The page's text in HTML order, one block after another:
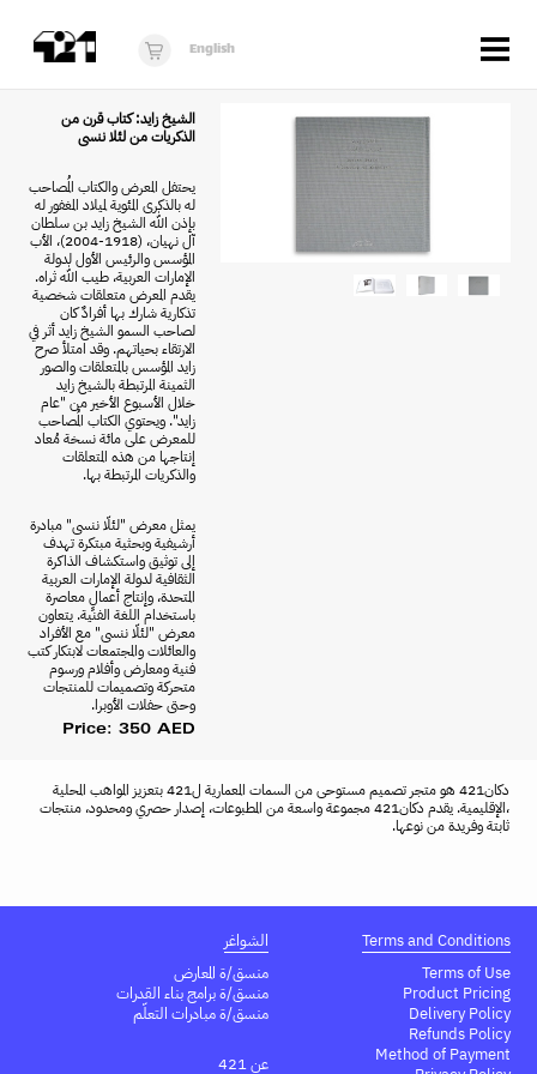
الشيخ زايد: كتاب قرن من
الذكريات من لئلا ننسى
يحتفل المعرض والكتاب المُصاحب
له بالذكرى المئوية لميلاد المغفور له
بإذن الله الشيخ زايد بن سلطان
آل نهيان، (1918-2004)، الأب
المؤسس والرئيس الأول لدولة
الإمارات العربية، طيب الله ثراه.
يقدم المعرض متعلقات شخصية
تذكارية شارك بها أفرادٌ كان
لصاحب السمو الشيخ زايد أثر في
الارتقاء بحياتهم. وقد امتلأ صرح
زايد المؤسس بالمتعلقات والصور
الثمينة المرتبطة بالشيخ زايد
خلال الأسبوع الأخير من "عام
زايد". ويحتوي الكتاب المُصاحب
للمعرض على مائة نسخة مُعاد
إنتاجها من هذه المتعلقات
والذكريات المرتبطة بها.
يمثل معرض "لئلّا ننسى" مبادرة
أرشيفية وبحثية مبتكرة تهدف
إلى توثيق واستكشاف الذاكرة
الثقافية لدولة الإمارات العربية
المتحدة، وإنتاج أعمالٍ معاصرة
باستخدام اللغة الفنية. يتعاون
معرض "لئلّا ننسى" مع الأفراد
والعائلات والمجتمعات لابتكار كتب
فنية ومعارض وأفلام ورسوم
متحركة وتصميمات للمنتجات
وحتى حفلات الأوبرا.
Price: 350 AED
دكان421 هو متجر تصميم مستوحى من السمات المعمارية ل421 بتعزيز المواهب المحلية
،الإقليمية. يقدم دكان421 مجموعة واسعة من المطبوعات، إصدار حصري ومحدود، منتجات
ثابتة وفريدة من نوعها.
Terms and Conditions
Terms of Use
Product Pricing
Delivery Policy
Refunds Policy
Method of Payment
الشواغر
منسق/ة المعارض
منسق/ة برامج بناء القدرات
منسق/ة مبادرات التعلّم
عن 421
English